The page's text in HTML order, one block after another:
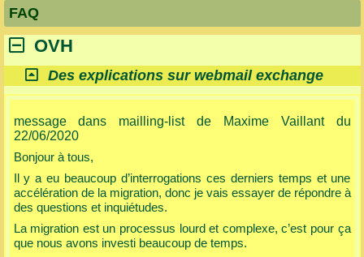
FAQ
OVH
Des explications sur webmail exchange
message dans mailling-list de Maxime Vaillant du
22/06/2020
Bonjour à tous,
Il y a eu beaucoup d’interrogations ces derniers temps et une
accélération de la migration, donc je vais essayer de répondre à
des questions et inquiétudes.
La migration est un processus lourd et complexe, c’est pour ça
que nous avons investi beaucoup de temps.